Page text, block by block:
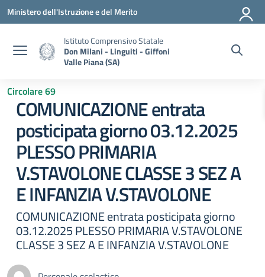
Vai ai contenuti
Vai al menu di navigazione
Vai al footer
Ministero dell'Istruzione e del Merito
Istituto Comprensivo Statale
Don Milani - Linguiti - Giffoni
Valle Piana (SA)
Circolare 69
COMUNICAZIONE entrata
posticipata giorno 03.12.2025
PLESSO PRIMARIA
V.STAVOLONE CLASSE 3 SEZ A
E INFANZIA V.STAVOLONE
COMUNICAZIONE entrata posticipata giorno
03.12.2025 PLESSO PRIMARIA V.STAVOLONE
CLASSE 3 SEZ A E INFANZIA V.STAVOLONE